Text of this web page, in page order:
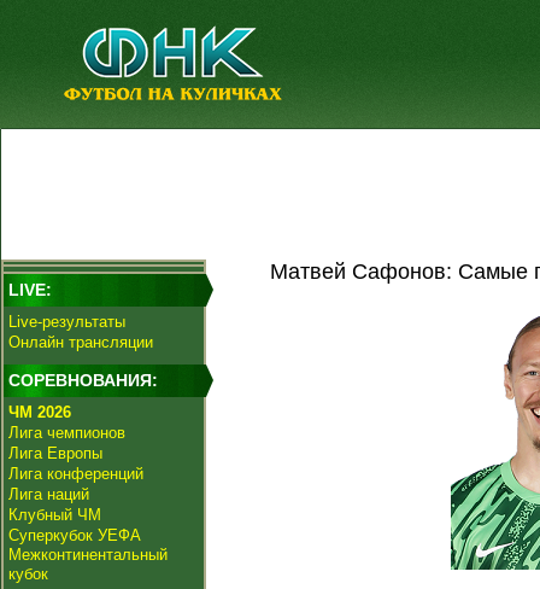
LIVE:
Live-результаты
Онлайн трансляции
СОРЕВНОВАНИЯ:
ЧМ 2026
Лига чемпионов
Лига Европы
Лига конференций
Лига наций
Клубный ЧМ
Суперкубок УЕФА
Межконтинентальный
кубок
Матвей Сафонов: Самые